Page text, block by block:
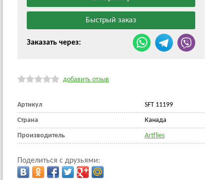
Заказать через:
добавить отзыв
Артикул SFT 11199
Страна Канада
Производитель Artflies
Поделиться с друзьями: